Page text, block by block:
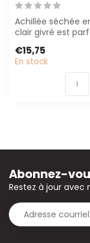
Achillée séchée
clair givré est
floraux d...
€15,75
En stock
Abonnez-
Restez à jour avec